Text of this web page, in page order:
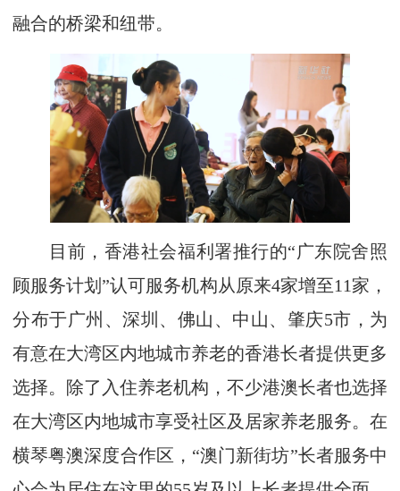
融合的桥梁和纽带。
目前，香港社会福利署推行的“广东院舍照
顾服务计划”认可服务机构从原来4家增至11家，
分布于广州、深圳、佛山、中山、肇庆5市，为
有意在大湾区内地城市养老的香港长者提供更多
选择。除了入住养老机构，不少港澳长者也选择
在大湾区内地城市享受社区及居家养老服务。在
横琴粤澳深度合作区，“澳门新街坊”长者服务中